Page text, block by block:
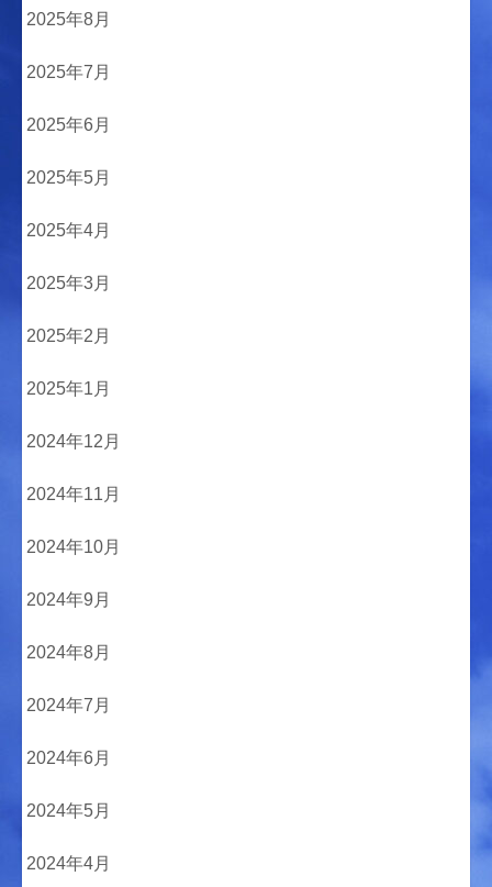
2025年8月
2025年7月
2025年6月
2025年5月
2025年4月
2025年3月
2025年2月
2025年1月
2024年12月
2024年11月
2024年10月
2024年9月
2024年8月
2024年7月
2024年6月
2024年5月
2024年4月